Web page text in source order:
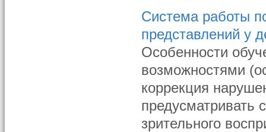
Система работы
представлений у
Особенности
возможностями
коррекция
предусматривать
зрительного